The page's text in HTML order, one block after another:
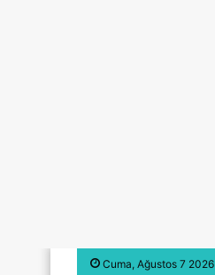
Cuma, Ağustos 7 2026